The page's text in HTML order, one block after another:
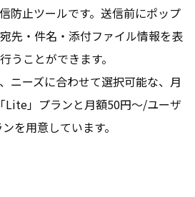
防止ツールです。送信前にポップ
先・件名・添付ファイル情報を表
うことができます。
ニーズに合わせて選択可能な、月
Lite」プランと月額50円～/ユーザ
を用意しています。